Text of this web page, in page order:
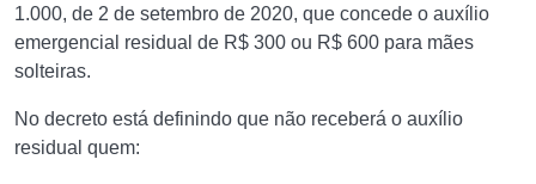
1.000, de 2 de setembro de 2020, que concede o auxílio
emergencial residual de R$ 300 ou R$ 600 para mães
solteiras.
No decreto está definindo que não receberá o auxílio
residual quem: